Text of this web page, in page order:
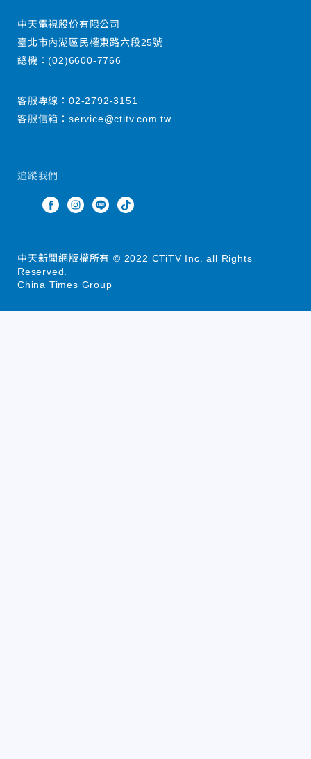
追蹤我們
中天電視股份有限公司
臺北市內湖區民權東路六段25號
總機：(02)6600-7766
客服專線： 02-2792-3151
客服信箱： service@ctitv.com.tw
中天新聞網版權所有 © 2022 CTiTV Inc. all Rights
Reserved.
China Times Group